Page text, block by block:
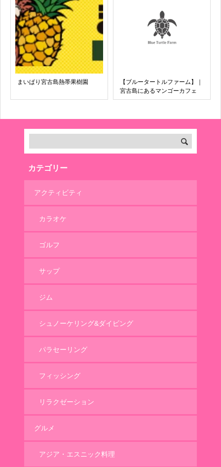
まいぱり宮古島熱帯果樹園
【ブルータートルファーム】｜
宮古島にあるマンゴーカフェ
カテゴリー
アクティビティ
カラオケ
ゴルフ
サップ
ジム
シュノーケリング&ダイビング
パラセーリング
フィッシング
リラクゼーション
グルメ
アジア・エスニック料理